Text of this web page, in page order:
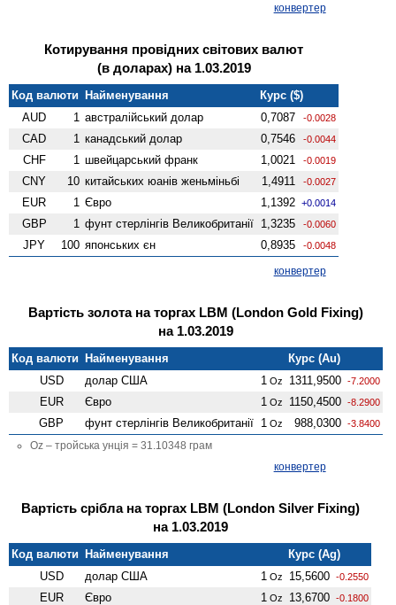
конвертер
Котирування провідних світових валют
(в доларах) на 1.03.2019
Код валюти Найменування
Курс ($)
AUD
1 австралійський долар 0,7087 -0.0028
CAD 1 канадський долар 0,7546 -0.0044
CHF 1 швейцарський франк 1,0021 -0.0019
CNY 10 китайських юанів женьмiньбi 1,4911 -0.0027
EUR 1 Євро 1,1392 +0.0014
GBP 1 фунт стерлінгів Велико­британії 1,3235 -0.0060
JPY 100 японських єн 0,8935 -0.0048
конвертер
Вартість золота на торгах LBM (London Gold Fixing)
на 1.03.2019
Код валюти Найменування
Курс (Au)
USD
долар США 1 Oz 1311,9500 -7.2000
EUR Євро 1 Oz 1150,4500 -8.2900
GBP фунт стерлінгів Велико­британії 1 Oz 988,0300 -3.8400
Oz – тройська унція = 31.10348 грам
конвертер
Вартість срібла на торгах LBM (London Silver Fixing)
на 1.03.2019
Код валюти Найменування
Курс (Ag)
USD
долар США 1 Oz 15,5600 -0.2550
EUR Євро 1 Oz 13,6700 -0.1800